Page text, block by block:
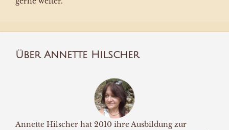
Über Annette Hilscher
Annette Hilscher hat 2010 ihre Ausbildung zur